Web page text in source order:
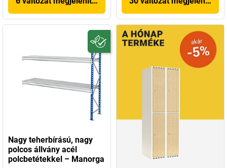
Nagy teherbírású, nagy
polcos állvány acél
polcbetétekkel – Manorga